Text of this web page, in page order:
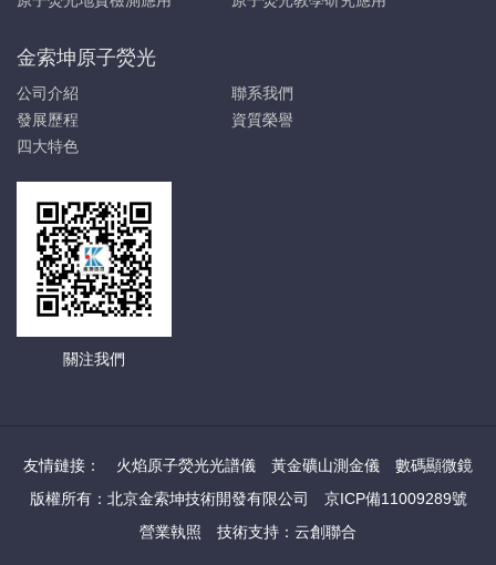
金索坤原子熒光
公司介紹
聯系我們
發展歷程
資質榮譽
四大特色
關注我們
友情鏈接： 火焰原子熒光光譜儀 黃金礦山測金儀
數碼顯微鏡
版權所有：北京金索坤技術開發有限公司
京ICP備11009289號
營業執照
技術支持：云創聯合